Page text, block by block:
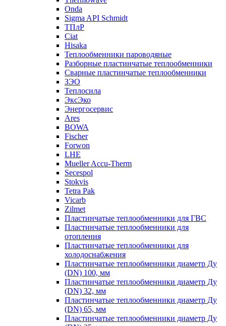
Onda
Sigma API Schmidt
ТПлР
Ciat
Hisaka
Теплообменники пароводяные
Разборные пластинчатые теплообменники
Сварные пластинчатые теплообменники
ЗЭО
Теплосила
ЭксЭко
Энергосервис
Ares
BOWA
Fischer
Forwon
LHE
Mueller Accu-Therm
Secespol
Stokvis
Tetra Pak
Vicarb
Zilmet
Пластинчатые теплообменники для ГВС
Пластинчатые теплообменники для
отопления
Пластинчатые теплообменники для
холодоснабжения
Пластинчатые теплообменники диаметр Ду
(DN) 100, мм
Пластинчатые теплообменники диаметр Ду
(DN) 32, мм
Пластинчатые теплообменники диаметр Ду
(DN) 65, мм
Пластинчатые теплообменники диаметр Ду